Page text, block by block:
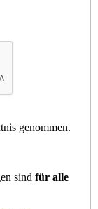
genommen.
sind für alle